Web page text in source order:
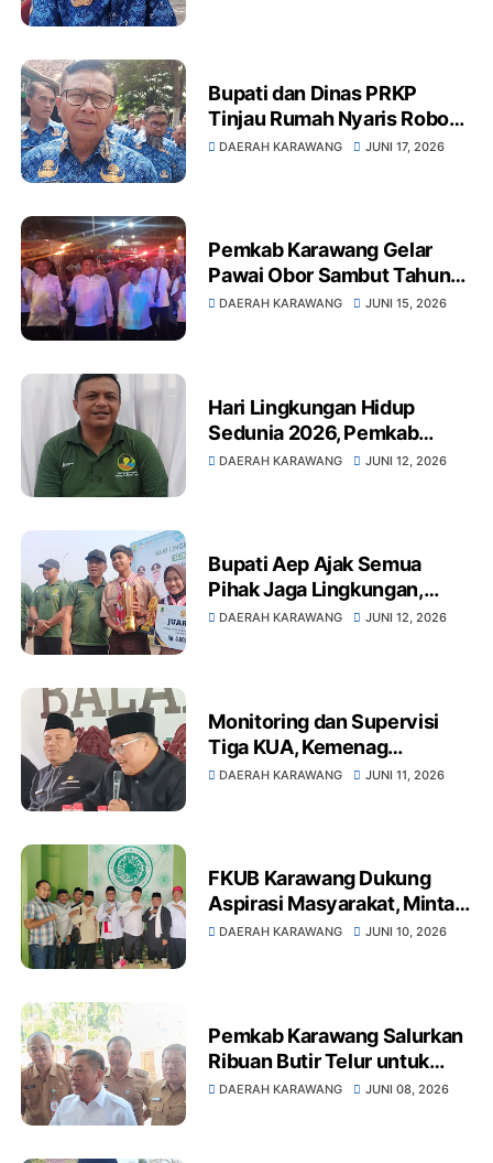
Tani
Bupati dan Dinas PRKP
Tinjau Rumah Nyaris Roboh,
Lansia 78 Tahun Segera
DAERAH KARAWANG JUNI 17, 2026
Pemkab Karawang Gelar
Pawai Obor Sambut Tahun
Baru Islam 1448 Hijriah,
DAERAH KARAWANG JUNI 15, 2026
Hari Lingkungan Hidup
Sedunia 2026, Pemkab
Karawang Tanam Ribuan
DAERAH KARAWANG JUNI 12, 2026
Bupati Aep Ajak Semua
Pihak Jaga Lingkungan,
Karawang Peringati Hari
DAERAH KARAWANG JUNI 12, 2026
Monitoring dan Supervisi
Tiga KUA, Kemenag
Karawang Dorong
DAERAH KARAWANG JUNI 11, 2026
FKUB Karawang Dukung
Aspirasi Masyarakat, Minta
Pemda Tindak Tegas
DAERAH KARAWANG JUNI 10, 2026
Pemkab Karawang Salurkan
Ribuan Butir Telur untuk
Tekan Angka Stunting,
DAERAH KARAWANG JUNI 08, 2026